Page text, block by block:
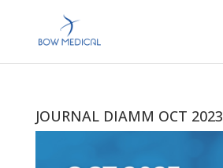
JOURNAL DIAMM OCT 2023